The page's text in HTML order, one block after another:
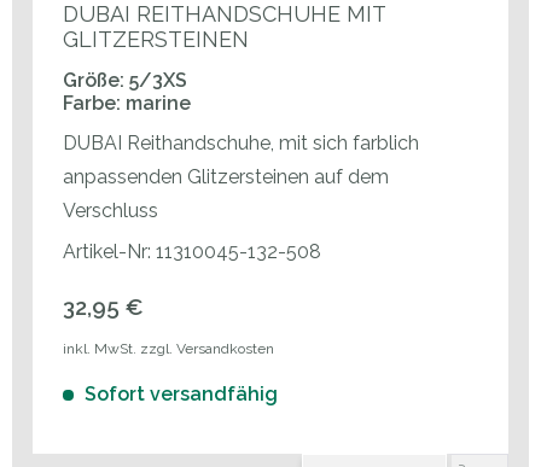
DUBAI REITHANDSCHUHE MIT
GLITZERSTEINEN
Größe: 5/3XS
Farbe: marine
DUBAI Reithandschuhe, mit sich farblich
anpassenden Glitzersteinen auf dem
Verschluss
Artikel-Nr: 11310045-132-508
32,95 €
inkl. MwSt. zzgl. Versandkosten
Sofort versandfähig